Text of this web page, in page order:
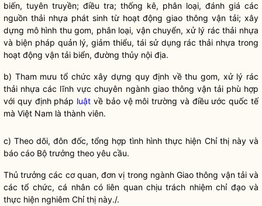
biến, tuyên truyền; điều tra; thống kê, phân loại, đánh giá các
nguồn thải nhựa phát sinh từ hoạt động giao thông vận tải; xây
dựng mô hình thu gom, phân loại, vận chuyển, xử lý rác thải nhựa
và biện pháp quản lý, giảm thiểu, tái sử dụng rác thải nhựa trong
hoạt động vận tải biển, đường thủy nội địa.
b) Tham mưu tổ chức xây dựng quy định về thu gom, xử lý rác
thải nhựa các lĩnh vực chuyên ngành giao thông vận tải phù hợp
với quy định pháp luật về bảo vệ môi trường và điều ước quốc tế
mà Việt Nam là thành viên.
c) Theo dõi, đôn đốc, tổng hợp tình hình thực hiện Chỉ thị này và
báo cáo Bộ trưởng theo yêu cầu.
Thủ trưởng các cơ quan, đơn vị trong ngành Giao thông vận tải và
các tổ chức, cá nhân có liên quan chịu trách nhiệmchỉ đạovà
thực hiện nghiêm Chỉ thị này./.